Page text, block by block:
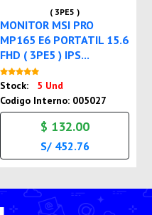
( 3PE5 )
MONITOR MSI PRO
MP165 E6 PORTATIL 15.6
FHD ( 3PE5 ) IPS...
Stock:
5 Und
Codigo Interno: 005027
$ 132.00
S/ 452.76